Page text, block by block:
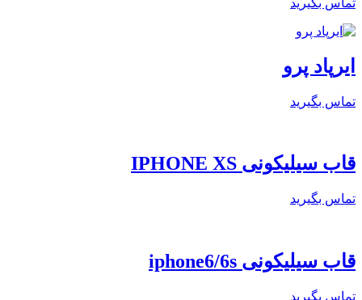
ایرپاد پرو
تماس بگیرید
قاب سیلیکونی IPHONE XS
تماس بگیرید
قاب سیلیکونی iphone6/6s
تماس بگیرید